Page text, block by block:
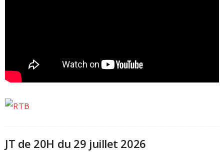
JT de 20H du 29 juillet 2026